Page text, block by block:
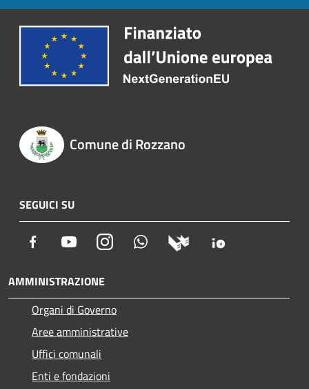
Comune di Rozzano
SEGUICI SU
Facebook YoutubeInstagram Whatsapp
AMMINISTRAZIONE
Organi di Governo
Aree amministrative
Uffici comunali
Enti e fondazioni